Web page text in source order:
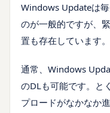
Windows Updateは
のが一般的ですが、
置も存在しています。
通常、Windows
のDLも可能です。と
プロードがなかなか